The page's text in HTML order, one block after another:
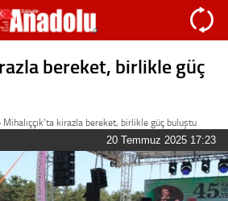
bereket, birlikle güç
Mihalıççık’ta kirazla bereket, birlikle güç buluştu
20 Temmuz 2025 17:23